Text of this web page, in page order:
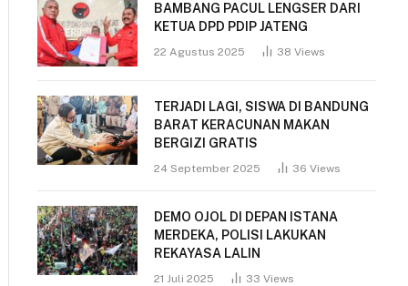
BAMBANG PACUL LENGSER DARI
KETUA DPD PDIP JATENG
22 Agustus 2025 38Views
TERJADI LAGI, SISWA DI BANDUNG
BARAT KERACUNAN MAKAN
BERGIZI GRATIS
24 September 2025 36Views
DEMO OJOL DI DEPAN ISTANA
MERDEKA, POLISI LAKUKAN
REKAYASA LALIN
21 Juli 2025 33Views